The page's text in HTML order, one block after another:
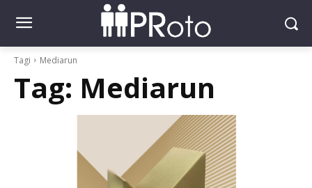
Tagi Mediarun
Tag: Mediarun